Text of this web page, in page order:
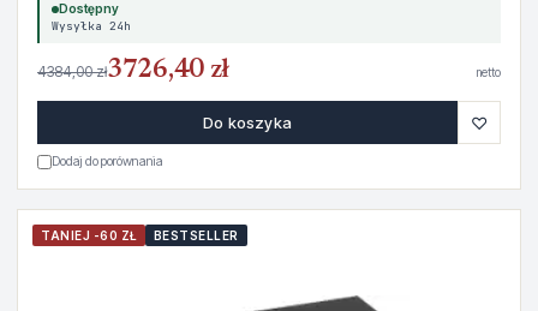
Dostępny
Wysyłka 24h
4384,00 zł3726,40 zł netto
Do koszyka ♡
Dodaj do porównania
TANIEJ -60 ZŁ BESTSELLER